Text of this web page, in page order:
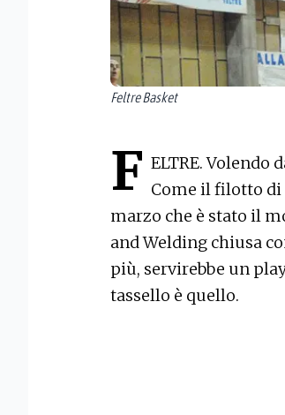
Feltre Basket
F ELTRE. Volendo
Come il filotto di
marzo che è stato il
and Welding chiusa
più, servirebbe un
tassello è quello.